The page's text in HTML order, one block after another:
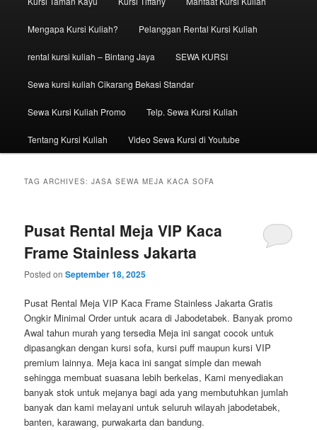
Mengapa Kursi Kuliah? Pelanggan Rental Kursi Kuliah
rental kursi kuliah – Bintang Jaya SEWA KURSI
Sewa kursi kuliah Cikarang Bekasi Standar
Sewa Kursi Kuliah Promo Telp. Sewa Kursi Kuliah
Tentang Kursi Kuliah Video Sewa Kursi di Youtube
TAG ARCHIVES:JASA SEWA MEJA KACA SOFA
Pusat Rental Meja VIP Kaca
Frame Stainless Jakarta
Posted onSeptember 18, 2025
Pusat Rental Meja VIP Kaca Frame Stainless Jakarta Gratis
Ongkir Minimal Order untuk acara di Jabodetabek. Banyak promo
Awal tahun murah yang tersedia Meja ini sangat cocok untuk
dipasangkan dengan kursi sofa, kursi puff maupun kursi VIP
premium lainnya. Meja kaca ini sangat simple dan mewah
sehingga membuat suasana lebih berkelas, Kami menyediakan
banyak stok untuk mejanya bagi ada yang membutuhkan jumlah
banyak dan kami melayani untuk seluruh wilayah jabodetabek,
banten, karawang, purwakarta dan bandung.